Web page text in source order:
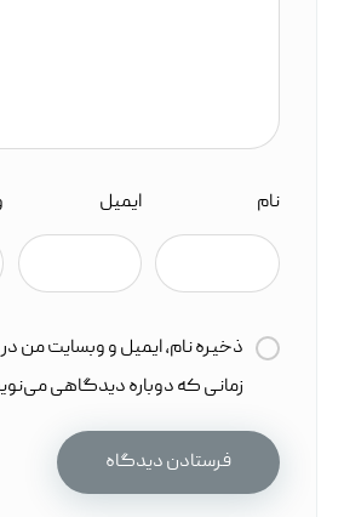
نام ایمیل
ذخیره نام، ایمیل و وبسایت من
زمانی که دوباره دیدگاهی